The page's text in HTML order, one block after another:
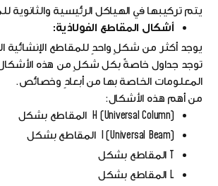
يتم تركيبها في الهياكل الرئيسية والثانوية
أشكال المقاطع الفولاذية:
يوجد أكثر من شكلٍ واحدٍ للمقاطع الإنشائية
توجد جداول خاصةٌ بكل شكلٍ من هذه
المعلومات الخاصة بها من أبعادٍ وخصائص.
من أهم هذه الأشكال:
(Universal Column) H المقاطع بشكل
(Universal Beam) I المقاطع بشكل
T المقاطع بشكل
L المقاطع بشكل